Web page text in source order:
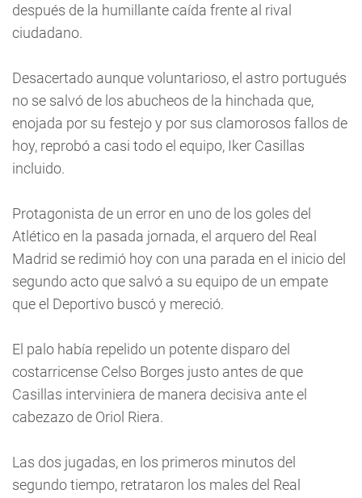
después de la humillante caída frente al rival
ciudadano.
Desacertado aunque voluntarioso, el astro portugués
no se salvó de los abucheos de la hinchada que,
enojada por su festejo y por sus clamorosos fallos de
hoy, reprobó a casi todo el equipo, Iker Casillas
incluido.
Protagonista de un error en uno de los goles del
Atlético en la pasada jornada, el arquero del Real
Madrid se redimió hoy con una parada en el inicio del
segundo acto que salvó a su equipo de un empate
que el Deportivo buscó y mereció.
El palo había repelido un potente disparo del
costarricense Celso Borges justo antes de que
Casillas interviniera de manera decisiva ante el
cabezazo de Oriol Riera.
Las dos jugadas, en los primeros minutos del
segundo tiempo, retrataron los males del Real